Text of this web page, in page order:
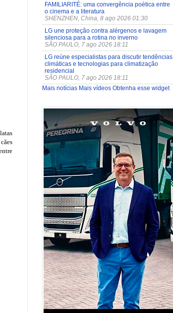
FAMILIARITÉ: uma convergência poética entre
o cinema e a literatura
SHENZHEN, China, 8 ago 2026 01:30
LG une proteção contra alérgenos e lavagem
silenciosa para a rotina no inverno
SÃO PAULO, 7 ago 2026 18:11
LG reúne especialistas para discutir tendências
climáticas e tecnologias para climatização
residencial
SÃO PAULO, 7 ago 2026 18:11
Mais notícias Mais vídeos Obtenha esse widget